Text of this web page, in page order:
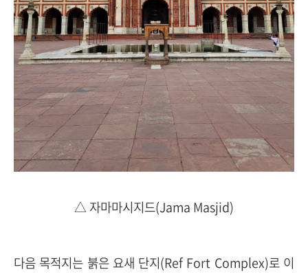
△ 자마마시지드(Jama Masjid)
다음 목적지는 붉은 요새 단지(Ref Fort Complex)로 이